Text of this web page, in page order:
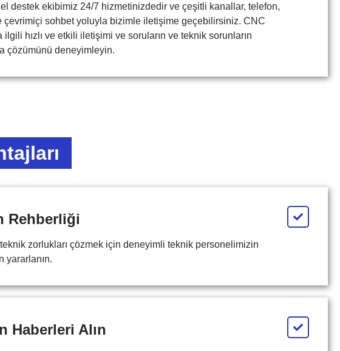
destek ekibimiz 24/7 hizmetinizdedir ve çeşitli kanallar, telefon,
çevrimiçi sohbet yoluyla bizimle iletişime geçebilirsiniz. CNC
ilgili hızlı ve etkili iletişimi ve soruların ve teknik sorunların
çözümünü deneyimleyin.
Rehberliği
teknik zorlukları çözmek için deneyimli teknik personelimizin
yararlanın.
Haberleri Alın